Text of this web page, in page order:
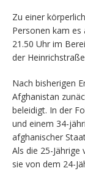
Zu einer
Personen kam es
21.50 Uhr im
der
Nach bisherigen
Afghanistan
beleidigt. In der
und einem 34-
afghanischer
Als die 25-
sie von dem 24-